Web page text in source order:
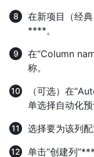
在新项目（经
****。
在“Column
称。
（可选）在
单选择自动化预
选择要为该列配
单击“创建列